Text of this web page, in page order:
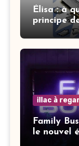
Élisa : à
principe
illac à
Family
le nouvel